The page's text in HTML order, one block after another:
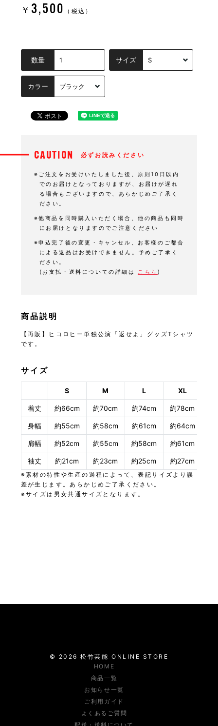
￥ 3,500 （税込）
数量 サイズ
カラー
CAUTION 必ずお読みください
※ご注文をお受けいたしました後、原則10日以内
でのお届けとなっておりますが、お届けが遅れ
る場合もございますので、あらかじめご了承く
ださい。
※他商品を同時購入いただく場合、他の商品も同時
にお届けとなりますのでご注意ください
※申込完了後の変更・キャンセル、お客様のご都合
による返品はお受けできません。予めご了承く
ださい。
(お支払・送料についての詳細は
こちら )
商品説明
【再販】ヒコロヒー単独公演「返せよ」グッズTシャツ
です。
サイズ
S M L XL
着丈 約66cm 約70cm 約74cm 約78cm
身幅 約55cm 約58cm 約61cm 約64cm
肩幅 約52cm 約55cm 約58cm 約61cm
袖丈 約21cm 約23cm 約25cm 約27cm
※素材の特性や生産の過程によって、表記サイズより誤
差が生じます。あらかじめご了承ください。
※サイズは男女共通サイズとなります。
HOME
商品一覧
お知らせ一覧
ご利用ガイド
よくあるご質問
© 2026松竹芸能 ONLINE STORE